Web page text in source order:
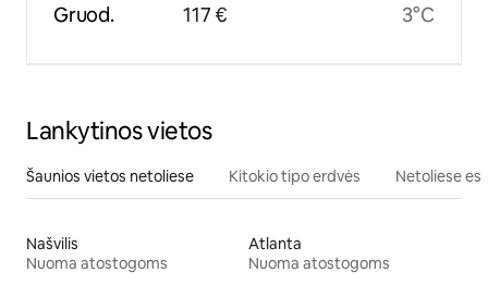
Gruod. 117 € 3°C
Lankytinos vietos
Šaunios vietos netoliese Kitokio tipo erdvės Netoliese
Našvilis
Nuoma atostogoms
Atlanta
Nuoma atostogoms